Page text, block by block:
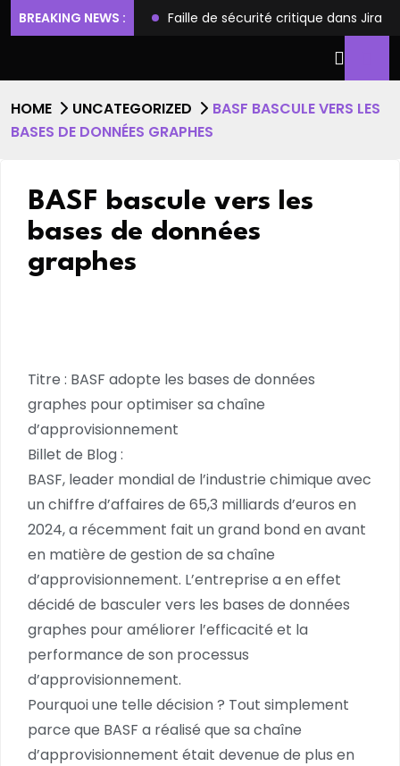
BREAKING NEWS :
et l’accès root Faille de sécurité critique dans Jira
HOME UNCATEGORIZED
BASF BASCULE VERS LES
BASES DE DONNÉES GRAPHES
BASF bascule vers les
bases de données
graphes
Titre : BASF adopte les bases de données
graphes pour optimiser sa chaîne
d’approvisionnement
Billet de Blog :
BASF, leader mondial de l’industrie chimique avec
un chiffre d’affaires de 65,3 milliards d’euros en
2024, a récemment fait un grand bond en avant
en matière de gestion de sa chaîne
d’approvisionnement. L’entreprise a en effet
décidé de basculer vers les bases de données
graphes pour améliorer l’efficacité et la
performance de son processus
d’approvisionnement.
Pourquoi une telle décision ? Tout simplement
parce que BASF a réalisé que sa chaîne
d’approvisionnement était devenue de plus en